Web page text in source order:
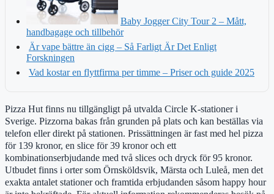
Baby Jogger City Tour 2 – Mått,
handbagage och tillbehör
Är vape bättre än cigg – Så Farligt Är Det Enligt
Forskningen
Vad kostar en flyttfirma per timme – Priser och guide 2025
Pizza Hut finns nu tillgängligt på utvalda Circle K-stationer i
Sverige. Pizzorna bakas från grunden på plats och kan beställas via
telefon eller direkt på stationen. Prissättningen är fast med hel pizza
för 139 kronor, en slice för 39 kronor och ett
kombinationserbjudande med två slices och dryck för 95 kronor.
Utbudet finns i orter som Örnsköldsvik, Märsta och Luleå, men det
exakta antalet stationer och framtida erbjudanden såsom happy hour